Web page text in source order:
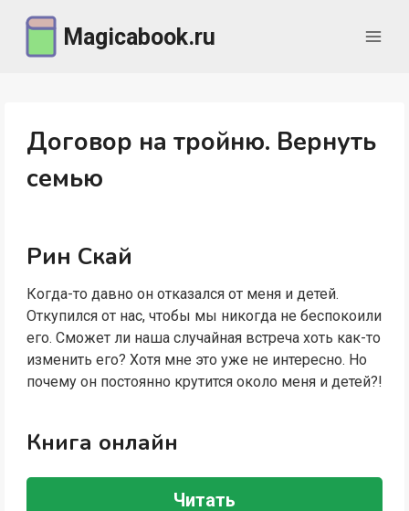
содержимому
Magicabook.ru
Договор на тройню. Вернуть
семью
Рин Скай
Когда-то давно он отказался от меня и детей.
Откупился от нас, чтобы мы никогда не беспокоили
его. Сможет ли наша случайная встреча хоть как-то
изменить его? Хотя мне это уже не интересно. Но
почему он постоянно крутится около меня и детей?!
Книга онлайн
Читать